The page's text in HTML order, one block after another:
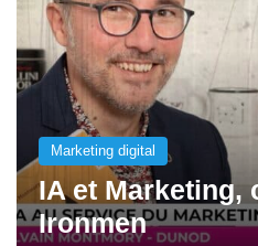
Marketing digital
IA et Marketing,
Ironmen